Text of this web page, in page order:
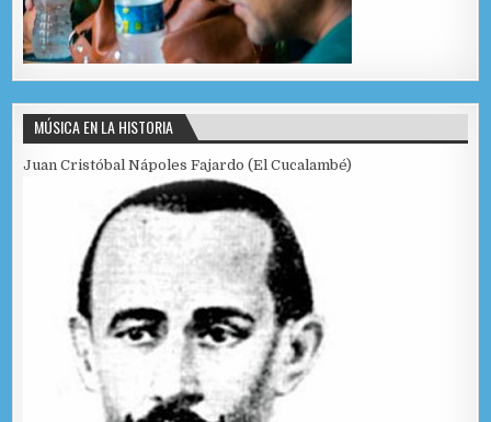
MÚSICA EN LA HISTORIA
Juan Cristóbal Nápoles Fajardo (El Cucalambé)